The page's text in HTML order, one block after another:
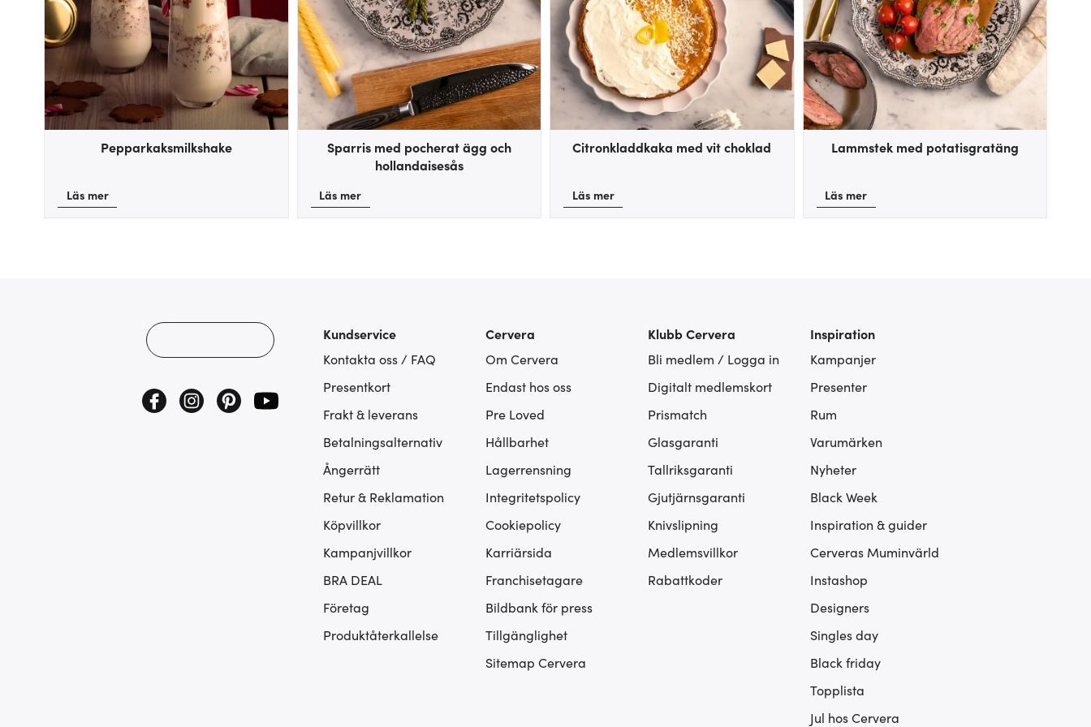
Pepparkaksmilkshake
Läs mer
Sparris med pocherat ägg och
hollandaisesås
Läs mer
Citronkladdkaka med vit choklad
Läs mer
Lammstek med potatisgratäng
Läs mer
Kundservice
Kontakta oss / FAQ
Presentkort
Frakt & leverans
Betalningsalternativ
Ångerrätt
Retur & Reklamation
Köpvillkor
Kampanjvillkor
BRA DEAL
Företag
Produktåterkallelse
Cervera
Om Cervera
Endast hos oss
Pre Loved
Hållbarhet
Lagerrensning
Integritetspolicy
Cookiepolicy
Karriärsida
Franchisetagare
Bildbank för press
Tillgänglighet
Sitemap Cervera
Klubb Cervera
Bli medlem / Logga in
Digitalt medlemskort
Prismatch
Glasgaranti
Tallriksgaranti
Gjutjärnsgaranti
Knivslipning
Medlemsvillkor
Rabattkoder
Inspiration
Kampanjer
Presenter
Rum
Varumärken
Nyheter
Black Week
Inspiration & guider
Cerveras Muminvärld
Instashop
Designers
Singles day
Black friday
Topplista
Jul hos Cervera